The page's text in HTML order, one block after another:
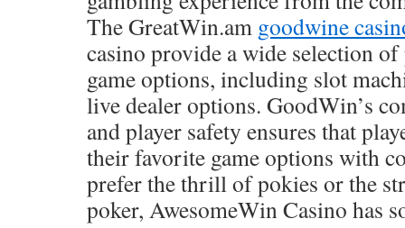
The GreatWin.am goodwine
casino provide a wide selection
game options, including slot
live dealer options. GoodWin’s
and player safety ensures that
their favorite game options with
prefer the thrill of pokies or the
poker, AwesomeWin Casino has